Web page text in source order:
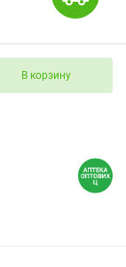
В корзину